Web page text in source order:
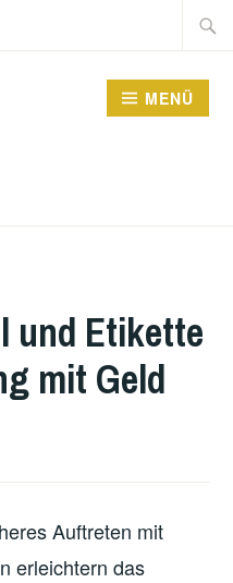
Suche
MENÜ
und Etikette
mit Geld
Auftreten mit
erleichtern das